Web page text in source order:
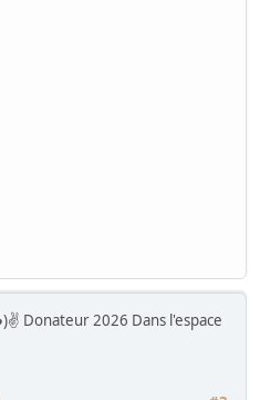
Donateur 2026 Dans l'espace